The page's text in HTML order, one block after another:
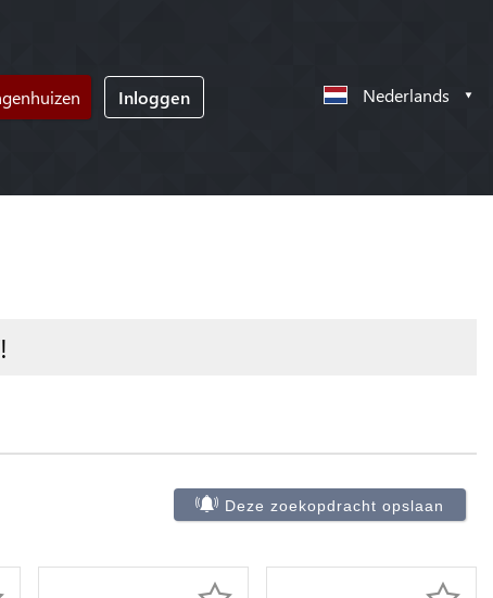
Inloggen Nederlands
Deze zoekopdracht opslaan